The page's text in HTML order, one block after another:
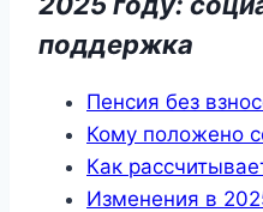
поддержка
Пенсия без
Кому положено
Как
Изменения в